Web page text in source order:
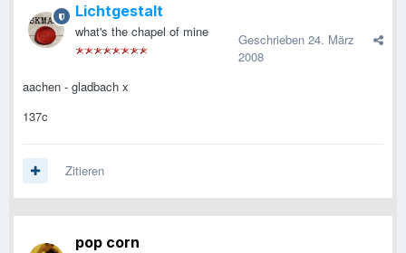
Lichtgestalt
what's the chapel of mine Geschrieben 24. März
2008
aachen - gladbach x
137c
Zitieren
pop corn